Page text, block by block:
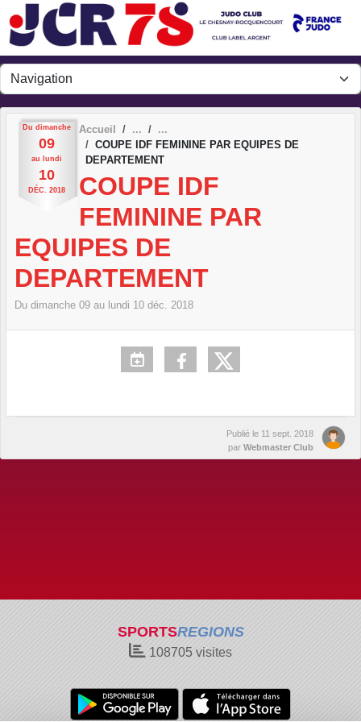
Du dimanche
09
au lundi
10
DÉC. 2018
Accueil
COUPE IDF FEMININE PAR EQUIPES DE
DEPARTEMENT
COUPE IDF
FEMININE PAR
EQUIPES DE
DEPARTEMENT
Du dimanche 09 au lundi 10 déc. 2018
Publié le 11 sept. 2018
par Webmaster Club
SPORTSREGIONS
108705 visites
Panneau de gestion des cookies